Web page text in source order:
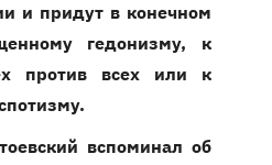
и придут в конечном
гедонизму, к
против всех или к
вспоминал об